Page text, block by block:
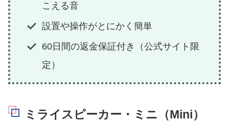
こえる音
設置や操作がとにかく簡単
60日間の返金保証付き（公式サイト限
定）
ミライスピーカー・ミニ（Mini）